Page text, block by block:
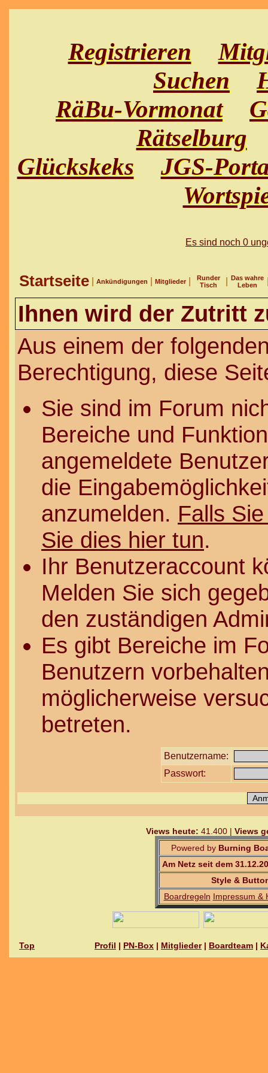
Registrieren
Suchen
RäBu-Vormonat
Rätselburg
Glückskeks
JGS-
Es sind noch 0
Startseite Ankündigungen Mitglieder
Runder
Tisch
Das wahre
Leben
Ihnen wird der Zutritt
Aus einem der
Berechtigung, diese
Sie sind im Forum
Bereiche und
angemeldete
die
anzumelden. Falls
Sie dies hier tun.
Ihr Benutzeraccount
Melden Sie sich
den zuständigen
Es gibt Bereiche im
Benutzern
möglicherweise
betreten.
Benutzername:
Passwort:
Views heute: 41.400 | Views
Powered by Burning
Am Netz seit dem
Style &
Boardregeln Impressum &
Top Profil | PN-Box | Mitglieder| Boardteam |